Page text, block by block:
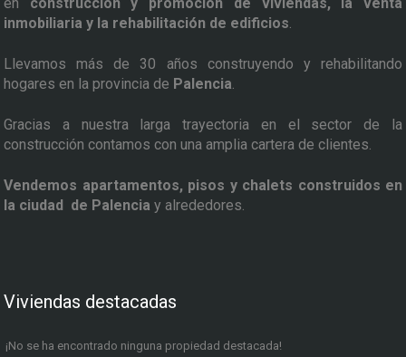
inmobiliaria y la rehabilitación de edificios.
Llevamos más de 30 años construyendo y rehabilitando
hogares en la provincia de Palencia.
Gracias a nuestra larga trayectoria en el sector de la
construcción contamos con una amplia cartera de clientes.
Vendemos apartamentos, pisos y chalets construidos en
la ciudad de Palencia y alrededores.
Viviendas destacadas
¡No se ha encontrado ninguna propiedad destacada!